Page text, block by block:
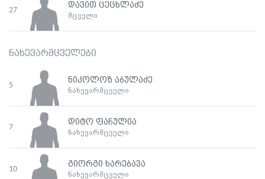
27
დავით ცეცხლაძე
მცველი
ნახევარმცველები
5
ნიკოლოზ აბულაძე
ნახევარმცველი
7
დიტო ფაჩულია
ნახევარმცველი
10
გიორგი ხარებავა
ნახევარმცველი